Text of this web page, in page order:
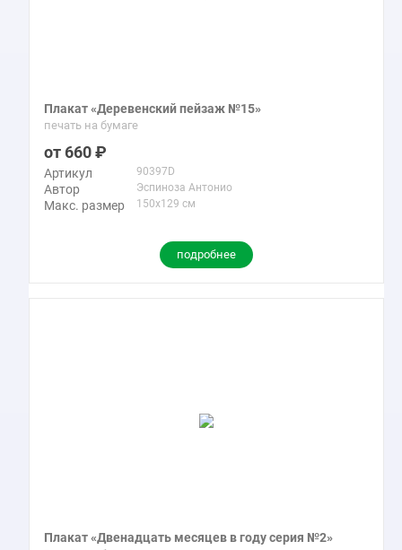
Плакат «Деревенский пейзаж №15»
печать на бумаге
660
Артикул 90397D
Автор Эспиноза Антонио
Макс. размер 150x129 см
подробнее
Плакат «Двенадцать месяцев в году серия №2»